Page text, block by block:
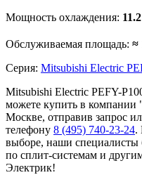
Мощность охлаждения:
Обслуживаемая площадь: ≈
Серия: Mitsubishi Electric
Mitsubishi Electric PEFY-
можете купить в компании
Москве, отправив запрос
телефону 8 (495) 740-23-24.
выборе, наши специалисты
по сплит-системам и
Электрик!